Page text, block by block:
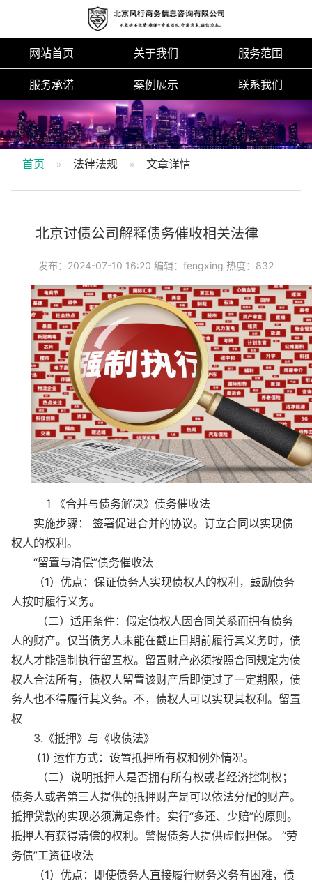
网站首页 关于我们 服务范围
服务承诺 案例展示 联系我们
首页 法律法规 文章详情
北京讨债公司解释债务催收相关法律
发布：2024-07-10 16:20 编辑：fengxing 热度：832
1 《合并与债务解决》债务催收法
实施步骤： 签署促进合并的协议。订立合同以实现债
权人的权利。
“留置与清偿”债务催收法
（1）优点：保证债务人实现债权人的权利，鼓励债务
人按时履行义务。
（二）适用条件：假定债权人因合同关系而拥有债务
人的财产。仅当债务人未能在截止日期前履行其义务时，债
权人才能强制执行留置权。留置财产必须按照合同规定为债
权人合法所有，债权人留置该财产后即使过了一定期限，债
务人也不得履行其义务。不，债权人可以实现其权利。留置
权
3.《抵押》与《收债法》
(1) 运作方式：设置抵押所有权和例外情况。
（二）说明抵押人是否拥有所有权或者经济控制权；
债务人或者第三人提供的抵押财产是可以依法分配的财产。
抵押贷款的实现必须满足条件。实行“多还、少赔”的原则。
抵押人有获得清偿的权利。警惕债务人提供虚假担保。 “劳
务债”工资征收法
（1）优点：即使债务人直接履行财务义务有困难，债